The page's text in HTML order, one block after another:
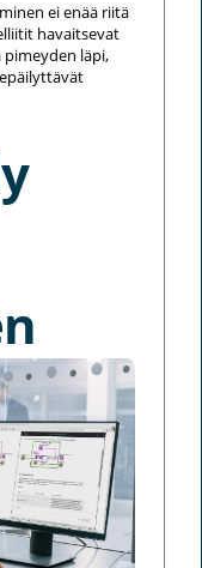
ei enää riitä
havaitsevat
pimeyden läpi,